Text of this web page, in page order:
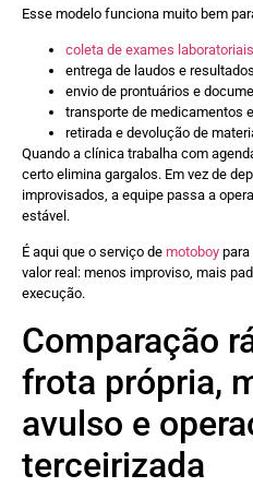
Esse modelo funciona muito bem
coleta de exames laboratoriais
entrega de laudos e
envio de prontuários e
transporte de medicamentos
retirada e devolução de
Quando a clínica trabalha com
certo elimina gargalos. Em vez de
improvisados, a equipe passa a
estável.
É aqui que o serviço de motoboy
valor real: menos improviso, mais
execução.
Comparação
frota própria,
avulso e
terceirizada